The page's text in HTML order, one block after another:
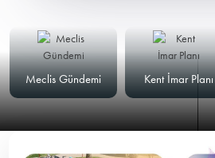
Meclis Gündemi
Kent İmar Planı